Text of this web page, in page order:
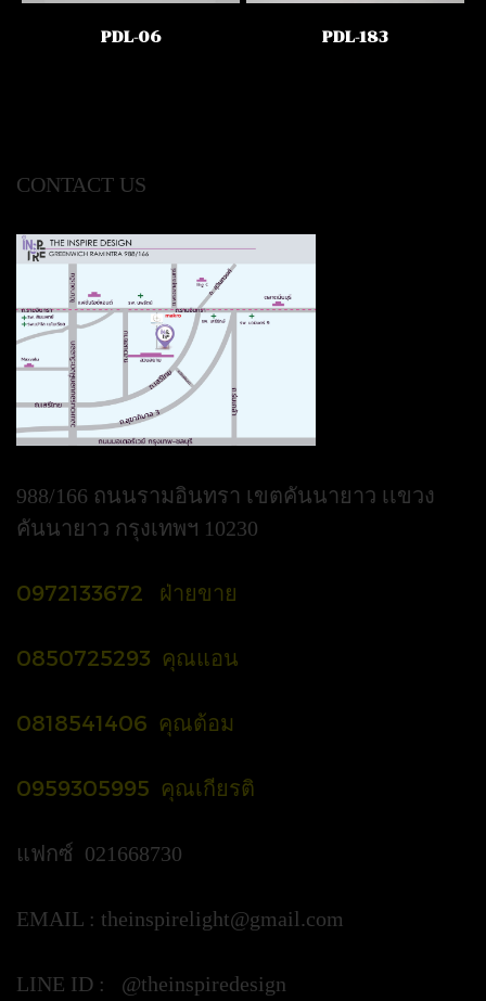
PDL-06 PDL-183
CONTACT US
988/166 ถนนรามอินทรา เขตคันนายาว เเขวง
คันนายาว กรุงเทพฯ 10230
0972133672 ฝ่ายขาย
0850725293 คุณแอน
0818541406 คุณต้อม
0959305995 คุณเกียรติ
แฟกซ์ 021668730
EMAIL : theinspirelight@gmail.com
LINE ID : @theinspiredesign